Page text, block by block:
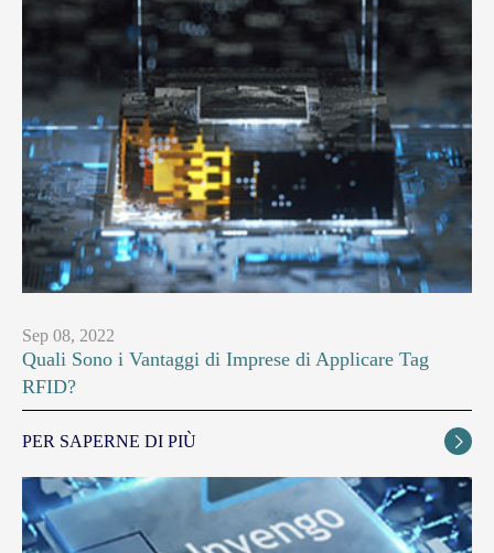
Sep 08, 2022
Quali Sono i Vantaggi di Imprese di Applicare Tag
RFID?
PER SAPERNE DI PIÙ 